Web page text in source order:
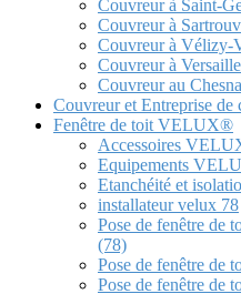
Couvreur à Saint-
Couvreur à
Couvreur à Vélizy-
Couvreur à
Couvreur au
Couvreur et Entreprise de
Fenêtre de toit VELUX®
Accessoires
Equipements
Etanchéité et
installateur velux 78
Pose de fenêtre de
(78)
Pose de fenêtre
Pose de fenêtre